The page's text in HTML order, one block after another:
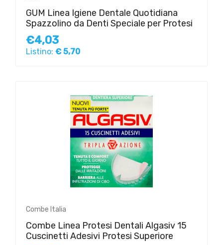
GUM Linea Igiene Dentale Quotidiana
Spazzolino da Denti Speciale per Protesi
€4,03
Listino: € 5,70
Combe Italia
Combe Linea Protesi Dentali Algasiv 15
Cuscinetti Adesivi Protesi Superiore